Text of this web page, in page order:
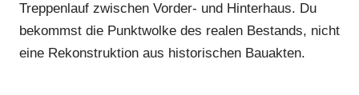
Treppenlauf zwischen Vorder- und Hinterhaus. Du
bekommst die Punktwolke des realen Bestands, nicht
eine Rekonstruktion aus historischen Bauakten.